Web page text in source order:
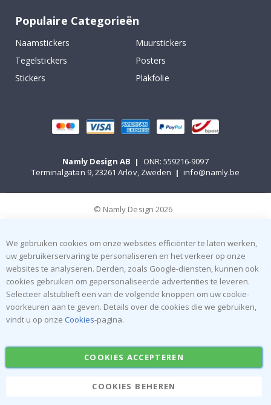
Populaire Categorieën
Naamstickers
Muurstickers
Tegelstickers
Posters
Stickers
Plakfolie
Namly Design AB |
ONR: 559216-9097
Terminalgatan 9, 23261 Arlöv, Zweden | info@namly.be
© Namly Design 2026
We gebruiken cookies om onze websites efficiënter te laten werken,
uw gebruikerservaring te personaliseren en het verkeer op onze
websites te analyseren. Derden, zoals Google-diensten, kunnen ook
cookies gebruiken om gepersonaliseerde advertenties te leveren.
Selecteer alstublieft een van de volgende knoppen om uw cookie-
voorkeuren aan te geven. Details over de cookies die we gebruiken,
vindt u op onze Cookies-pagina.
COOKIES ACCEPTEREN
COOKIES BEHEREN